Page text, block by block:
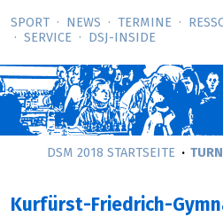
SPORT NEWS TERMINE
SERVICE
DSJ-­INSIDE
DSM 2018 STARTSEITE
Kurfürst-Friedrich-